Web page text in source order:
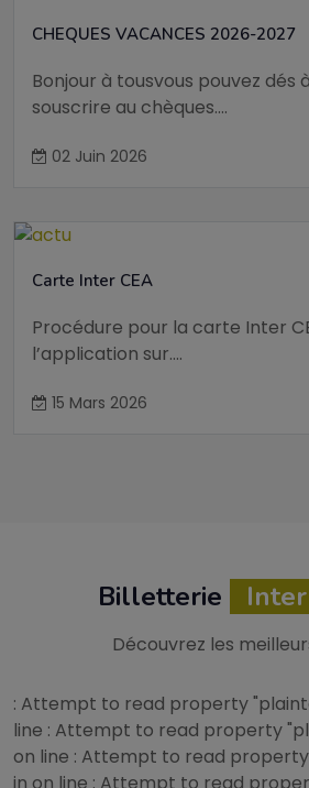
CHEQUES VACANCES 2026-2027
Bonjour à tousvous pouvez dés
souscrire au chèques....
02 Juin 2026
Carte Inter CEA
Procédure pour la carte Inter
l’application sur....
15 Mars 2026
Billetterie Inter
Découvrez les
: Attempt to read property
line : Attempt to read property
on line : Attempt to read